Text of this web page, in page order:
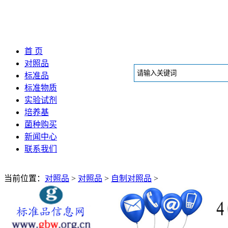
首 页
对照品
标准品
标准物质
实验试剂
培养基
菌种购买
新闻中心
联系我们
当前位置： 对照品 > 对照品 > 自制对照品 >